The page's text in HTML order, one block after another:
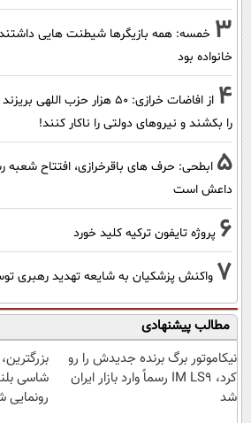
3 خمسه: همه بازیگرها شیطنت هایی داشتند
خانواده بود
4
از افاضات خرازی: ۵۰ هزار حزب
را بکشند و نیرو‌های دولتی را ناکار کنند!
5 ابطحی: حرف های باقرخرازی، افتتاح
داعش است
6 پروژه تایفون ترکیه کلید خورد
7 واکنش پزشکیان به شایعه تهدید رهبری
مطالب پیشنهادی
نیکاموتور برگ برنده جدیدش را رو
کرد، IM LS9 رسماً وارد بازار ایران
شد
رونمایی